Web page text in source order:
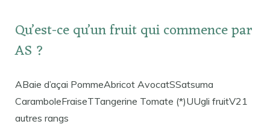
Qu’est-ce qu’un fruit qui commence par
AS ?
ABaie d’açai PommeAbricot AvocatSSatsuma
CaramboleFraiseTTangerine Tomate (*)UUgli fruitV21
autres rangs